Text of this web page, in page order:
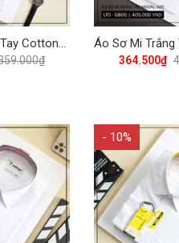
Áo Sơ Mi Ngắn Tay Cotton-Poly Regular Fit 359 Vĩnh Tiến - Vạt bầu - VM6-G500
364.500₫
- 10%